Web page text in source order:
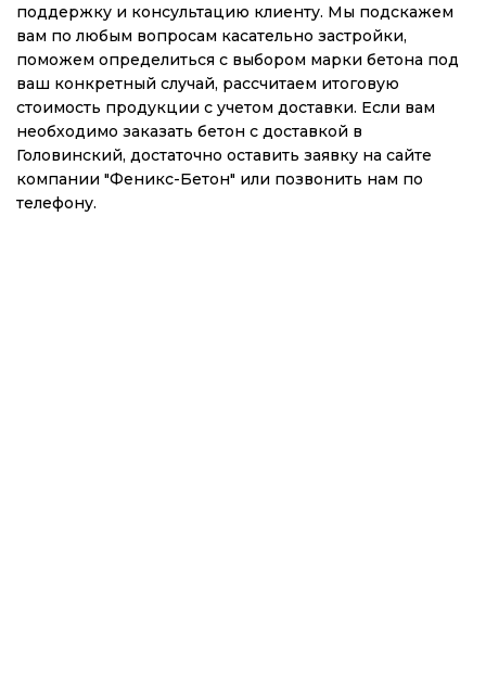
поддержку и консультацию клиенту. Мы подскажем
вам по любым вопросам касательно застройки,
поможем определиться с выбором марки бетона под
ваш конкретный случай, рассчитаем итоговую
стоимость продукции с учетом доставки. Если вам
необходимо заказать бетон с доставкой в
Головинский, достаточно оставить заявку на сайте
компании "Феникс-Бетон" или позвонить нам по
телефону.